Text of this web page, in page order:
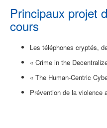
Principaux projet
cours
Les téléphones cryptés,
« Crime in the
« The Human-Centric
Prévention de la violence